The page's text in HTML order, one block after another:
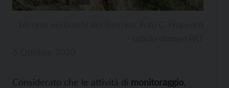
Considerato che le attività di monitoraggio